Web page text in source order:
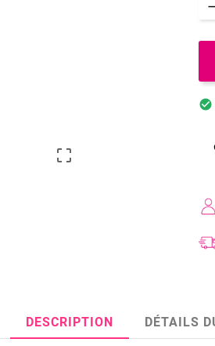


DESCRIPTION DÉTAILS